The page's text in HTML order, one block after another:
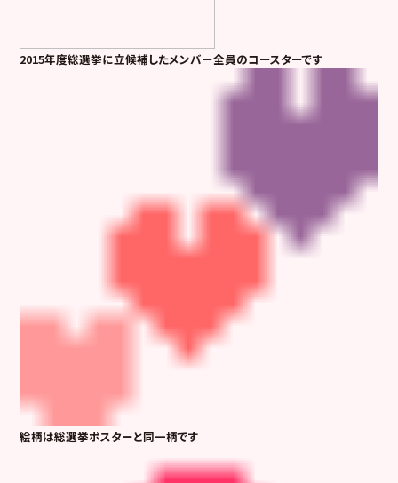
2015年度総選挙に立候補したメンバー全員のコースターです
絵柄は総選挙ポスターと同一柄です